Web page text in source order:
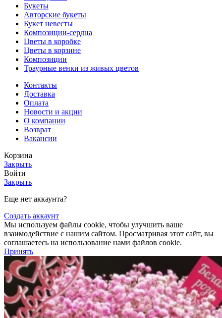
Букеты
Авторские букеты
Букет невесты
Композиции-сердца
Цветы в коробке
Цветы в корзине
Композиции
Траурные венки из живых цветов
Контакты
Доставка
Оплата
Новости и акции
О компании
Возврат
Вакансии
Корзина
Закрыть
Войти
Закрыть
Еще нет аккаунта?
Создать аккаунт
Мы используем файлы cookie, чтобы улучшить ваше
взаимодействие с нашим сайтом. Просматривая этот сайт, вы
соглашаетесь на использование нами файлов cookie.
Принять